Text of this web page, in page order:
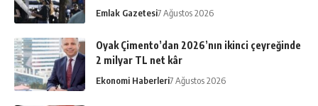
Emlak Gazetesi7 Ağustos 2026
Oyak Çimento’dan 2026’nın ikinci çeyreğinde
2 milyar TL net kâr
Ekonomi Haberleri7 Ağustos 2026